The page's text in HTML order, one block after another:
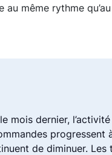
même rythme
mois dernier,
progressent
de diminuer. Les